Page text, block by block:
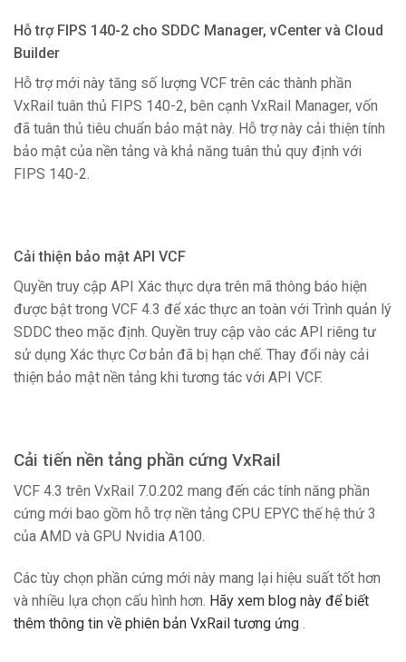
Hỗ trợ FIPS 140-2 cho SDDC Manager, vCenter và Cloud
Builder
Hỗ trợ mới này tăng số lượng VCF trên các thành phần
VxRail tuân thủ FIPS 140-2, bên cạnh VxRail Manager, vốn
đã tuân thủ tiêu chuẩn bảo mật này. Hỗ trợ này cải thiện tính
bảo mật của nền tảng và khả năng tuân thủ quy định với
FIPS 140-2.
Cải thiện bảo mật API VCF
Quyền truy cập API Xác thực dựa trên mã thông báo hiện
được bật trong VCF 4.3 để xác thực an toàn với Trình quản lý
SDDC theo mặc định. Quyền truy cập vào các API riêng tư
sử dụng Xác thực Cơ bản đã bị hạn chế. Thay đổi này cải
thiện bảo mật nền tảng khi tương tác với API VCF.
Cải tiến nền tảng phần cứng VxRail
VCF 4.3 trên VxRail 7.0.202 mang đến các tính năng phần
cứng mới bao gồm hỗ trợ nền tảng CPU EPYC thế hệ thứ 3
của AMD và GPU Nvidia A100.
Các tùy chọn phần cứng mới này mang lại hiệu suất tốt hơn
và nhiều lựa chọn cấu hình hơn. Hãy xem blog này để biết
thêm thông tin về phiên bản VxRail tương ứng .